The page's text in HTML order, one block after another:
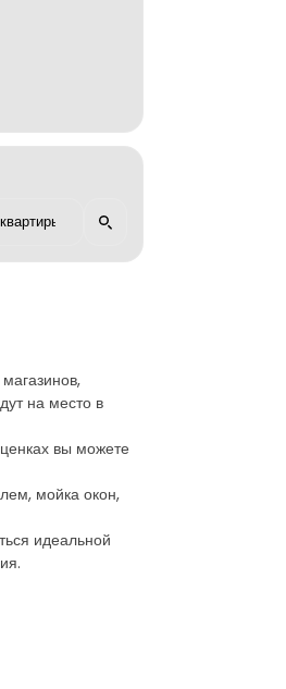
на место в
вы можете
мойка окон,
идеальной